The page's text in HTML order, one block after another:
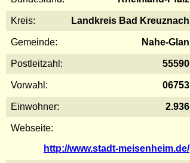
Kreis: Landkreis Bad Kreuznach
Gemeinde: Nahe-Glan
Postleitzahl: 55590
Vorwahl: 06753
Einwohner: 2.936
Webseite:
http://www.stadt-meisenheim.de/